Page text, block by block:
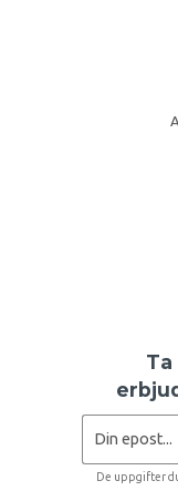
Ta
De uppgifter